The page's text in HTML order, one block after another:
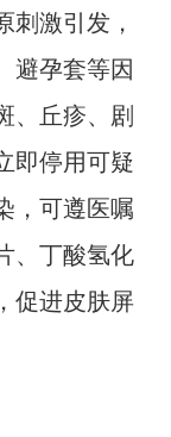
刺激引发，
避孕套等因
、丘疹、剧
即停用可疑
，可遵医嘱
、丁酸氢化
促进皮肤屏